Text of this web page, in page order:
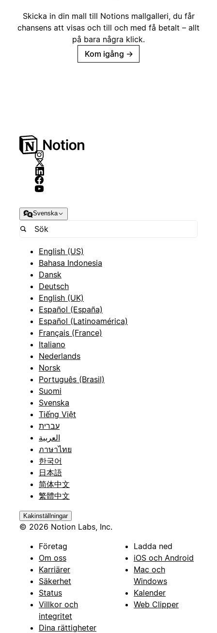
Skicka in din mall till Notions mallgalleri, du får
chansens att visas och till och med få betalt – allt
på bara några klick.
Kom igång →
Svenska
English (US)
Bahasa Indonesia
Dansk
Deutsch
English (UK)
Español (España)
Español (Latinoamérica)
Français (France)
Italiano
Nederlands
Norsk
Português (Brasil)
Suomi
Svenska
Tiếng Việt
עברית
العربية
ภาษาไทย
한국어
日本語
简体中文
繁體中文
Kakinställningar
© 2026 Notion Labs, Inc.
Företag
Om oss
Karriärer
Säkerhet
Status
Villkor och
integritet
Dina rättigheter
Ladda ned
iOS och Android
Mac och
Windows
Kalender
Web Clipper